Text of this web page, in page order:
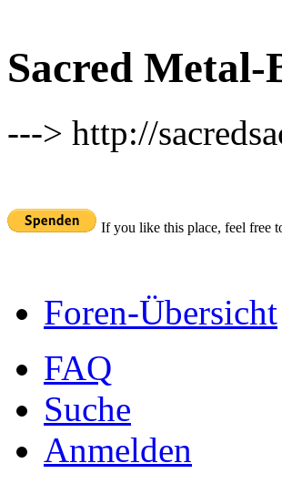
Sacred Metal-
---> http://
If you like this place, feel free
Foren-Übersicht
FAQ
Suche
Anmelden